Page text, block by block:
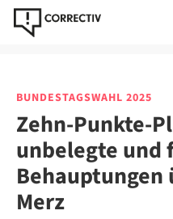
BUNDESTAGSWAHL 2025
Zehn-Punkte-
unbelegte und
Merz